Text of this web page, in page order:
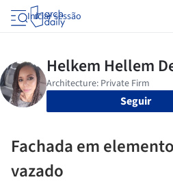
Iniciar sessão
Seguir
Fachada em elemento
vazado